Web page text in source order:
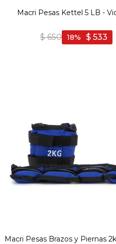
Macri Pesas Kettel 5 LB -
$ 650 $ 533
18
Macri Pesas Brazos y Piernas